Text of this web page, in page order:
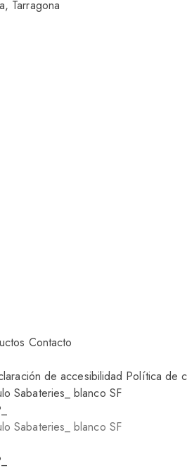
Tarragona
Contacto
de accesibilidad Política de